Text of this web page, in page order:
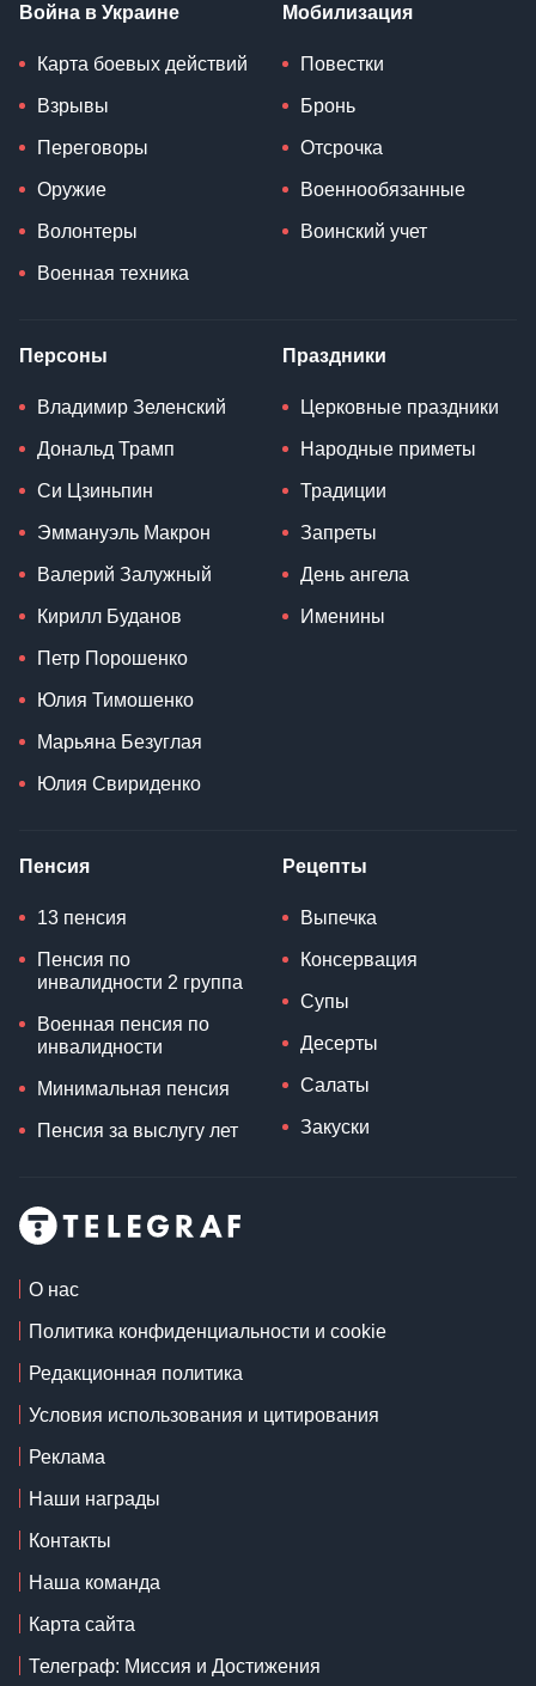
Война в Украине
Карта боевых действий
Взрывы
Переговоры
Оружие
Волонтеры
Военная техника
Мобилизация
Повестки
Бронь
Отсрочка
Военнообязанные
Воинский учет
Персоны
Владимир Зеленский
Дональд Трамп
Си Цзиньпин
Эммануэль Макрон
Валерий Залужный
Кирилл Буданов
Петр Порошенко
Юлия Тимошенко
Марьяна Безуглая
Юлия Свириденко
Праздники
Церковные праздники
Народные приметы
Традиции
Запреты
День ангела
Именины
Пенсия
13 пенсия
Пенсия по
инвалидности 2 группа
Военная пенсия по
инвалидности
Минимальная пенсия
Пенсия за выслугу лет
Рецепты
Выпечка
Консервация
Супы
Десерты
Салаты
Закуски
О нас
Политика конфиденциальности и cookie
Редакционная политика
Условия использования и цитирования
Реклама
Наши награды
Контакты
Наша команда
Карта сайта
Телеграф: Миссия и Достижения